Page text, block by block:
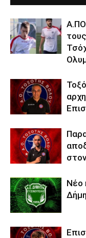
Νέο